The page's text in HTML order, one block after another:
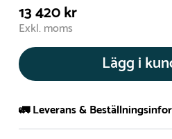
13 420 kr
Exkl. moms
Lägg i
🚛 Leverans &